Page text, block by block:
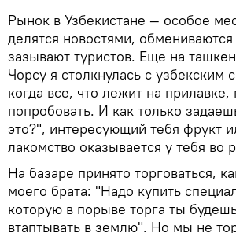
Рынок в Узбекистане — особое
делятся новостями,
зазывают туристов. Еще на
Чорсу я столкнулась с узбекским
когда все, что лежит на
попробовать. И как только
это?", интересующий тебя фрукт
лакомство оказывается у тебя во
На базаре принято торговаться,
моего брата: "Надо купить
которую в порыве торга ты
втаптывать в землю". Но мы не